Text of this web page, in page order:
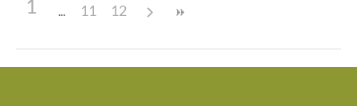
1 11 12